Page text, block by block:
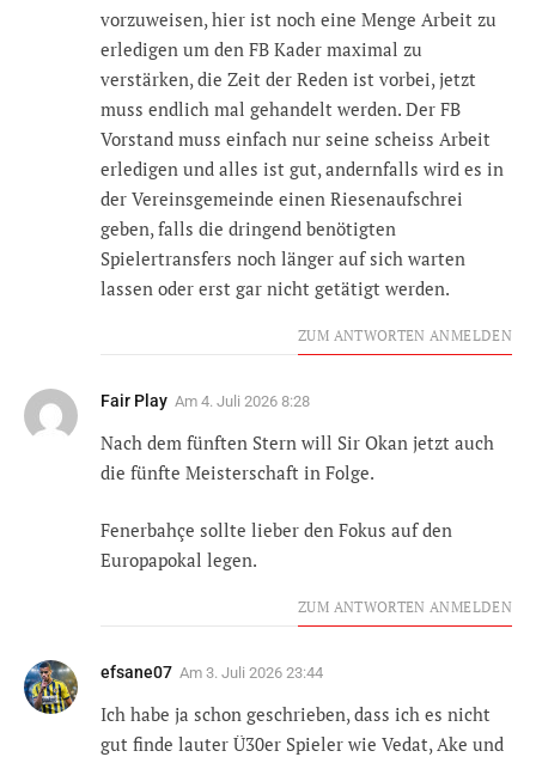
vorzuweisen, hier ist noch eine Menge Arbeit zu
erledigen um den FB Kader maximal zu
verstärken, die Zeit der Reden ist vorbei, jetzt
muss endlich mal gehandelt werden. Der FB
Vorstand muss einfach nur seine scheiss Arbeit
erledigen und alles ist gut, andernfalls wird es in
der Vereinsgemeinde einen Riesenaufschrei
geben, falls die dringend benötigten
Spielertransfers noch länger auf sich warten
lassen oder erst gar nicht getätigt werden.
ZUM ANTWORTEN ANMELDEN
Fair Play Am 4. Juli 2026 8:28
Nach dem fünften Stern will Sir Okan jetzt auch
die fünfte Meisterschaft in Folge.
Fenerbahçe sollte lieber den Fokus auf den
Europapokal legen.
ZUM ANTWORTEN ANMELDEN
efsane07 Am 3. Juli 2026 23:44
Ich habe ja schon geschrieben, dass ich es nicht
gut finde lauter Ü30er Spieler wie Vedat, Ake und